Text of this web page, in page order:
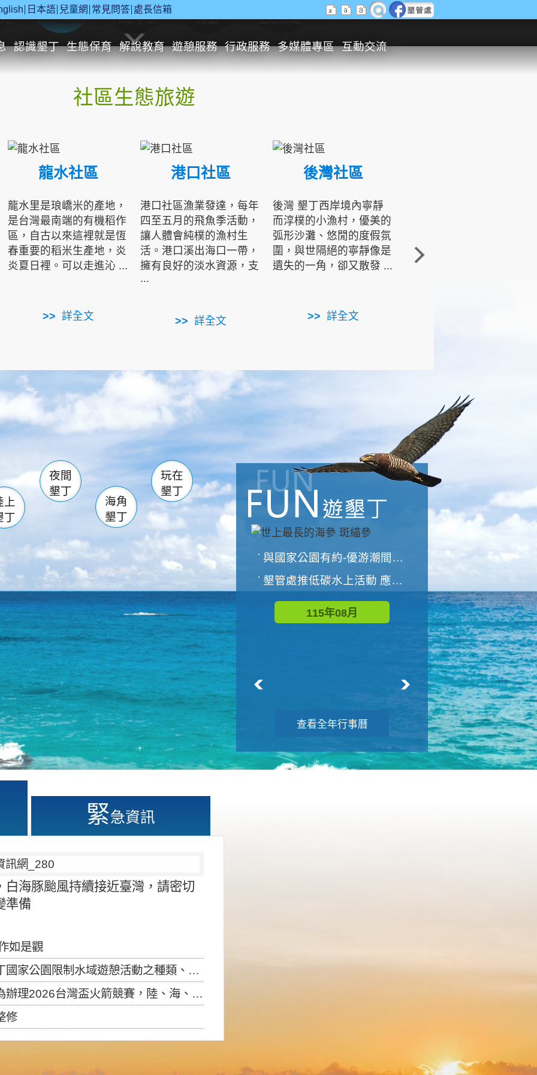
日本語 兒童網 常見問答 處長信箱
認識墾丁 生態保育 解說教育 遊憩服務 行政服務 多媒體專區 互動交流
休閒遊憩 行政申辦 兒童 生態旅遊
社區生態旅遊
龍水社區
龍水里是琅嶠米的產地，
是台灣最南端的有機稻作
區，自古以來這裡就是恆
春重要的稻米生產地，炎
炎夏日裡。可以走進沁 ...
詳全文
港口社區
港口社區漁業發達，每年
四至五月的飛魚季活動，
讓人體會純樸的漁村生
活。港口溪出海口一帶，
擁有良好的淡水資源，支
...
詳全文
後灣社區
後灣 墾丁西岸境內寧靜
而淳樸的小漁村，優美的
弧形沙灘、悠閒的度假氛
圍，與世隔絕的寧靜像是
遺失的一角，卻又散發 ...
詳全文
角的端點，冬季海浪拍打
著礁岸，旺盛的侵蝕作
南仁湖
滿州 佳樂水
森林遊樂區
墾管處遊客中心
社頂公園 風吹沙
船帆石 龍磐公園
香蕉灣 龍坑
鵝鑾鼻
上
丁
夜間
墾丁
海角
墾丁
玩在
墾丁
與國家公園有約-優游潮間探險者
墾管處推低碳水上活動 應屆畢業生限額免費參加
115年08月
世界地球清潔日 墾管處辦理「2026年墾丁國家公園沙灘淨灘活動
115年09月
查看全年行事曆
緊急資訊
海豚颱風持續接近臺灣，請密切
準備
如是觀
制水域遊憩活動之種類、範圍、時間及行為」，自即日生效。
盃火箭競賽，陸、海、空域警戒及協調相關事宜，因颱風備案事宜
修